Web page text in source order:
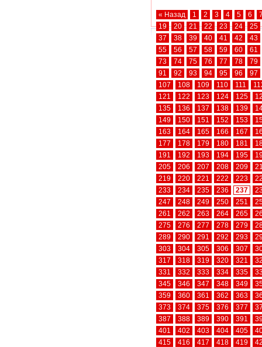
« Назад 1 2 3 4 5 6
19
20 21 22 23 24
25
37
38 39 40 41 42
43
55
56 57 58 59 60
61
73
74 75 76 77 78
79
91
92 93 94 95 96
97
107
108 109 110 111
121
122 123 124 125
135
136 137 138 139
149
150 151 152 153
163
164 165 166 167
177
178 179 180 181
191
192 193 194 195
205
206 207 208 209
219
220 221 222 223
233
234 235 236 237
247
248 249 250 251
261
262 263 264 265
275
276 277 278 279
289
290 291 292 293
303
304 305 306 307
317
318 319 320 321
331
332 333 334 335
345
346 347 348 349
359
360 361 362 363
373
374 375 376 377
387
388 389 390 391
401
402 403 404 405
415
416 417 418 419